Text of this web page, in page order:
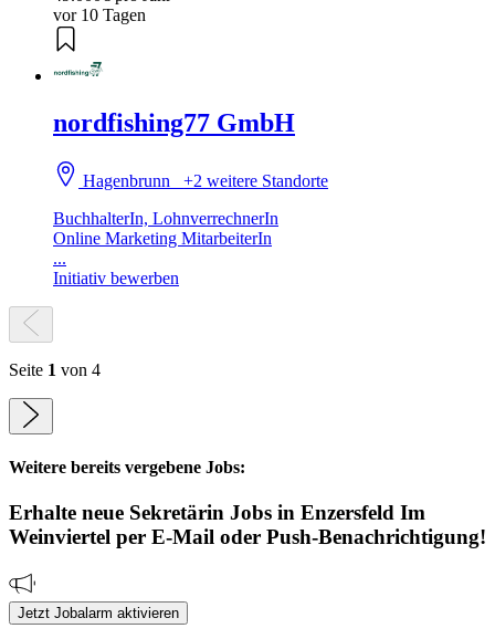
vor 10 Tagen
nordfishing77 GmbH
Hagenbrunn+2 weitere Standorte
BuchhalterIn, LohnverrechnerIn
Online Marketing MitarbeiterIn
...
Initiativ bewerben
Seite 1 von 4
Weitere bereits vergebene Jobs:
Erhalte neue Sekretärin Jobs in Enzersfeld Im
Weinviertel per E-Mail oder Push-Benachrichtigung!
Jetzt Jobalarm aktivieren